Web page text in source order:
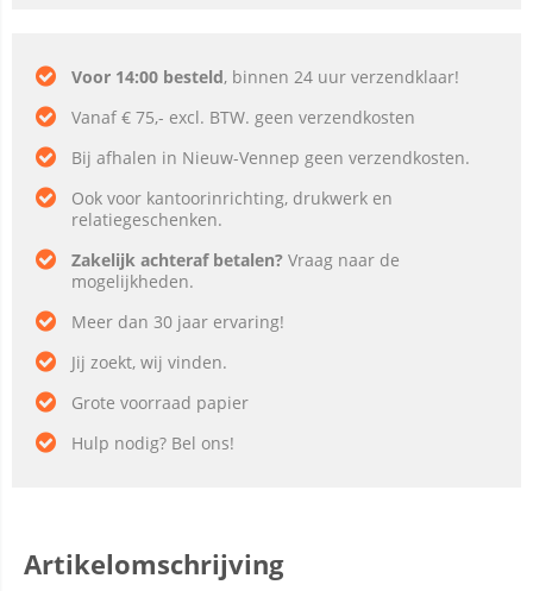
Voor 14:00 besteld, binnen 24 uur verzendklaar!
Vanaf € 75,- excl. BTW. geen verzendkosten
Bij afhalen in Nieuw-Vennep geen verzendkosten.
Ook voor kantoorinrichting, drukwerk en
relatiegeschenken.
Zakelijk achteraf betalen? Vraag naar de
mogelijkheden.
Meer dan 30 jaar ervaring!
Jij zoekt, wij vinden.
Grote voorraad papier
Hulp nodig? Bel ons!
Artikelomschrijving